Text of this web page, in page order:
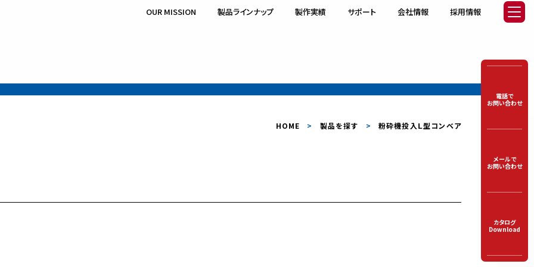
OUR MISSION 製品ラインナップ 製作実績 サポート 会社情報 採用情報
HOME 製品を探す 粉砕機投入Ｌ型コンベア
電話で
お問い合わせ
メールで
お問い合わせ
カタログ
Download